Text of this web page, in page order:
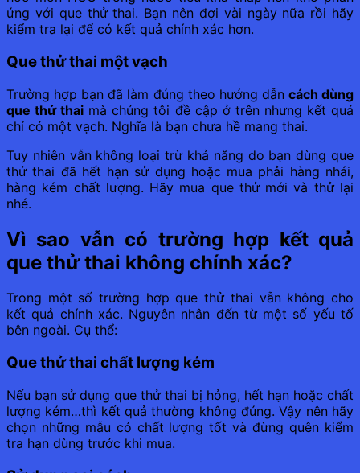
ứng với que thử thai. Bạn nên đợi vài ngày nữa rồi hãy
kiểm tra lại để có kết quả chính xác hơn.
Que thử thai một vạch
Trường hợp bạn đã làm đúng theo hướng dẫn cách dùng
que thử thai mà chúng tôi đề cập ở trên nhưng kết quả
chỉ có một vạch. Nghĩa là bạn chưa hề mang thai.
Tuy nhiên vẫn không loại trừ khả năng do bạn dùng que
thử thai đã hết hạn sử dụng hoặc mua phải hàng nhái,
hàng kém chất lượng. Hãy mua que thử mới và thử lại
nhé.
Vì sao vẫn có trường hợp kết quả
que thử thai không chính xác?
Trong một số trường hợp que thử thai vẫn không cho
kết quả chính xác. Nguyên nhân đến từ một số yếu tố
bên ngoài. Cụ thể:
Que thử thai chất lượng kém
Nếu bạn sử dụng que thử thai bị hỏng, hết hạn hoặc chất
lượng kém…thì kết quả thường không đúng. Vậy nên hãy
chọn những mẫu có chất lượng tốt và đừng quên kiểm
tra hạn dùng trước khi mua.